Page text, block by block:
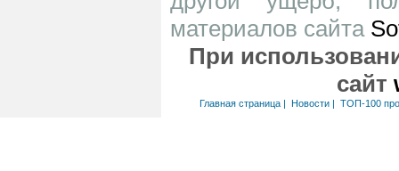
материалов сайта
При
сайт
Главная страница| Новости| ТОП-100